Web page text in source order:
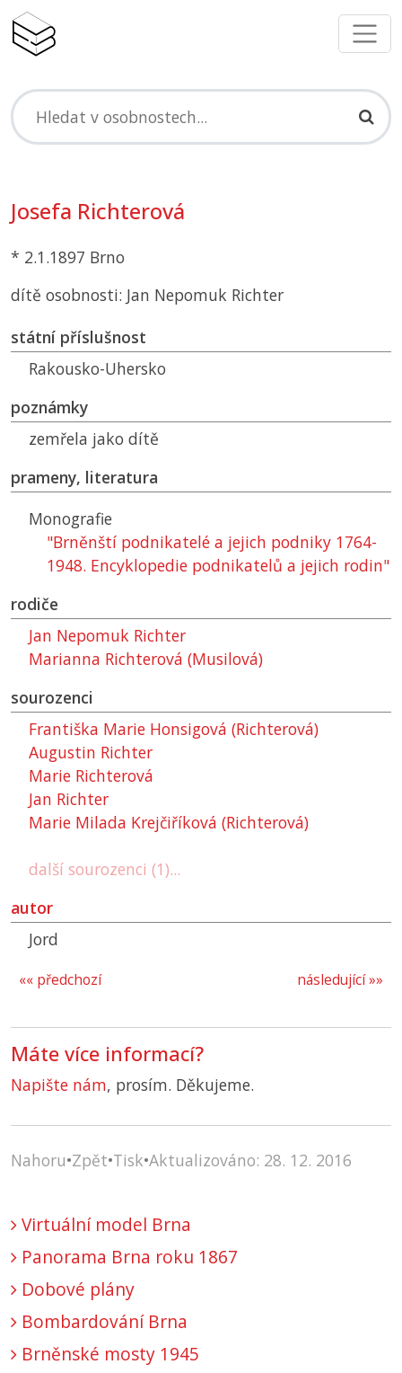
Josefa Richterová
* 2.1.1897 Brno
dítě osobnosti: Jan Nepomuk Richter
státní příslušnost
Rakousko-Uhersko
poznámky
zemřela jako dítě
prameny, literatura
Monografie
"Brněnští podnikatelé a jejich podniky 1764-
1948. Encyklopedie podnikatelů a jejich rodin"
rodiče
Jan Nepomuk Richter
Marianna Richterová (Musilová)
sourozenci
Františka Marie Honsigová (Richterová)
Augustin Richter
Marie Richterová
Jan Richter
Marie Milada Krejčiříková (Richterová)
další sourozenci (1)...
autor
Jord
následující »»
«« předchozí
Máte více informací?
Napište nám, prosím. Děkujeme.
Nahoru•Zpět•Tisk•Aktualizováno: 28. 12. 2016
Virtuální model Brna
Panorama Brna roku 1867
Dobové plány
Bombardování Brna
Brněnské mosty 1945